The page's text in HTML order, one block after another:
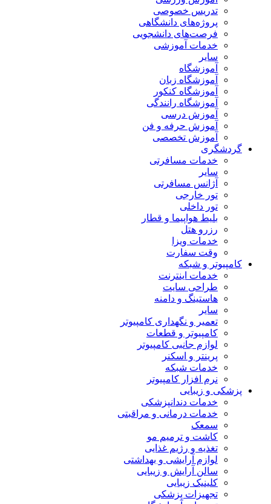
تدریس خصوصی
پروژه‌های دانشگاهی
فرصت‌های دانشجویی
خدمات آموزشی
سایر
آموزشگاه
آموزشگاه زبان
آموزشگاه کنکور
آموزشگاه رانندگی
آموزش درسی
آموزش حرفه و فن
آموزش تخصصی
گردشگری
خدمات مسافرتی
سایر
آژانس مسافرتی
تور خارجی
تور داخلی
بلیط هواپیما و قطار
رزرو هتل
خدمات ویزا
وقت سفارت
کامپیوتر و شبکه
خدمات اینترنت
طراحی سایت
هاستینگ و دامنه
سایر
تعمیر و نگهداری کامپیوتر
کامپیوتر و قطعات
لوازم جانبی کامپیوتر
پرینتر و اسکنر
خدمات شبکه
نرم افزار کامپیوتر
پزشکی و زیبایی
خدمات دندانپزشکی
خدمات درمانی و مراقبتی
سمعک
کاشت و ترمیم مو
تغذیه و رژیم غذایی
لوازم آرایشی و بهداشتی
سالن آرایش و زیبایی
کلینیک زیبایی
تجهیزات پزشکی